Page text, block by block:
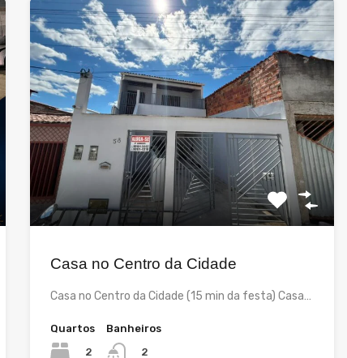
Casa no Centro da Cidade
Casa no Centro da Cidade (15 min da festa) Casa…
Quartos
2
Banheiros
2